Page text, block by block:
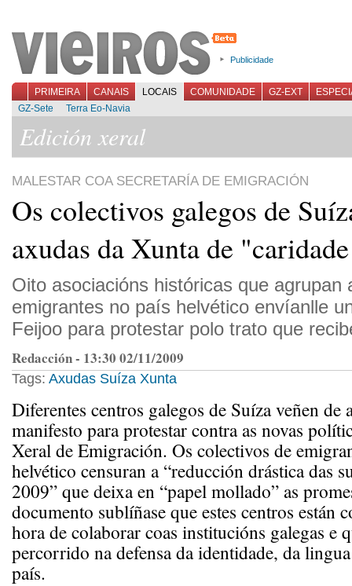
Publicidade
PRIMEIRA CANAIS LOCAIS COMUNIDADE GZ-EXT
GZ-Sete
Terra Eo-Navia
Edición xeral
MALESTAR COA SECRETARÍA DE EMIGRACIÓN
Os colectivos galegos de
axudas da Xunta de
Oito asociacións históricas que agrupan
emigrantes no país helvético envíanlle
Feijoo para protestar polo trato que
Redacción - 13:30 02/11/2009
Tags: Axudas Suíza Xunta
Diferentes centros galegos de Suíza veñen de
manifesto para protestar contra as novas
Xeral de Emigración. Os colectivos de
helvético censuran a “reducción drástica das
2009” que deixa en “papel mollado” as
documento sublíñase que estes centros están
hora de colaborar coas institucións galegas e
percorrido na defensa da identidade, da
país.